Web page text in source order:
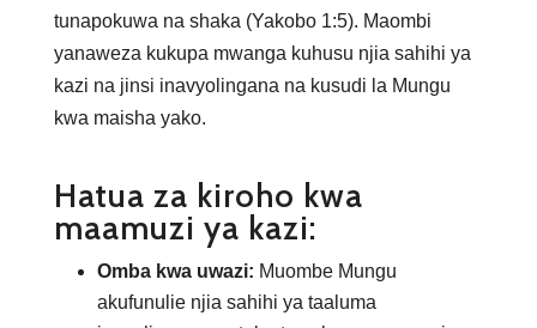
tunapokuwa na shaka (Yakobo 1:5). Maombi
yanaweza kukupa mwanga kuhusu njia sahihi ya
kazi na jinsi inavyolingana na kusudi la Mungu
kwa maisha yako.
Hatua za kiroho kwa
maamuzi ya kazi:
Omba kwa uwazi: Muombe Mungu
akufunulie njia sahihi ya taaluma